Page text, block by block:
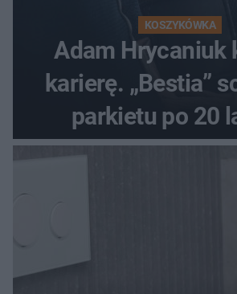
KOSZYKÓWKA
Adam Hrycaniuk
karierę. „Bestia”
parkietu po 20